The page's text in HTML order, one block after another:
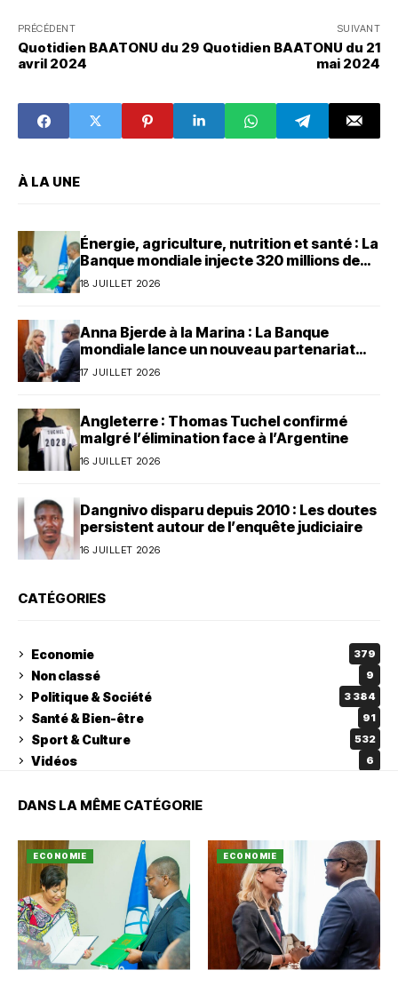
PRÉCÉDENT
Quotidien BAATONU du 29
avril 2024
SUIVANT
Quotidien BAATONU du 21
mai 2024
À LA UNE
Énergie, agriculture, nutrition et santé : La
Banque mondiale injecte 320 millions de
dollars au Bénin
18 JUILLET 2026
Anna Bjerde à la Marina : La Banque
mondiale lance un nouveau partenariat
avec le Bénin
17 JUILLET 2026
Angleterre : Thomas Tuchel confirmé
malgré l’élimination face à l’Argentine
16 JUILLET 2026
Dangnivo disparu depuis 2010 : Les doutes
persistent autour de l’enquête judiciaire
16 JUILLET 2026
CATÉGORIES
Economie 379
Non classé 9
Politique & Société 3 384
Santé & Bien-être 91
Sport & Culture 532
Vidéos 6
DANS LA MÊME CATÉGORIE
ECONOMIE ECONOMIE